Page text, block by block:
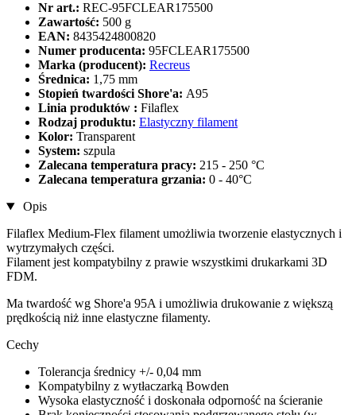
Nr art.: REC-95FCLEAR175500
Zawartość: 500 g
EAN: 8435424800820
Numer producenta: 95FCLEAR175500
Marka (producent): Recreus
Średnica: 1,75 mm
Stopień twardości Shore'a: A95
Linia produktów : Filaflex
Rodzaj produktu: Elastyczny filament
Kolor: Transparent
System: szpula
Zalecana temperatura pracy: 215 - 250 °C
Zalecana temperatura grzania: 0 - 40°C
Opis
Filaflex Medium-Flex filament umożliwia tworzenie elastycznych i
wytrzymałych części.
Filament jest kompatybilny z prawie wszystkimi drukarkami 3D
FDM.
Ma twardość wg Shore'a 95A i umożliwia drukowanie z większą
prędkością niż inne elastyczne filamenty.
Cechy
Tolerancja średnicy +/- 0,04 mm
Kompatybilny z wytłaczarką Bowden
Wysoka elastyczność i doskonała odporność na ścieranie